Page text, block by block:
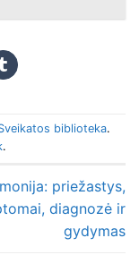
biblioteka.
.
priežastys,
diagnozė ir
gydymas